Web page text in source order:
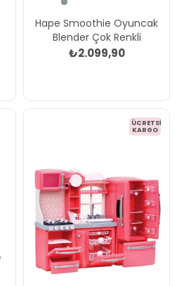
Hape Smoothie Oyuncak
Blender Çok Renkli
₺2.099,90
ÜCRETSIZ
KARGO